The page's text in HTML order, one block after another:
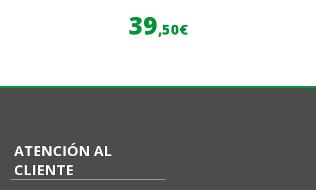
39,50€
ATENCIÓN AL
CLIENTE